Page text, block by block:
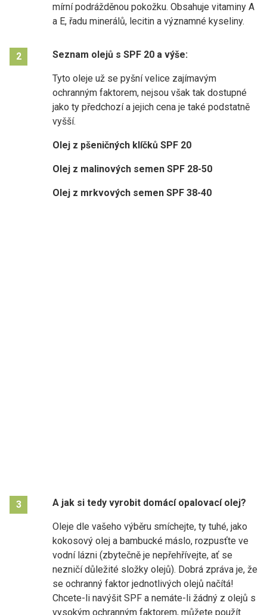
mírní podrážděnou pokožku. Obsahuje vitaminy A
a E, řadu minerálů, lecitin a významné kyseliny.
2 Seznam olejů s SPF 20 a výše:
Tyto oleje už se pyšní velice zajímavým
ochranným faktorem, nejsou však tak dostupné
jako ty předchozí a jejich cena je také podstatně
vyšší.
Olej z pšeničných klíčků SPF 20
Olej z malinových semen SPF 28-50
Olej z mrkvových semen SPF 38-40
3 A jak si tedy vyrobit domácí opalovací olej?
Oleje dle vašeho výběru smíchejte, ty tuhé, jako
kokosový olej a bambucké máslo, rozpusťte ve
vodní lázni (zbytečně je nepřehřívejte, ať se
nezničí důležité složky olejů). Dobrá zpráva je, že
se ochranný faktor jednotlivých olejů načítá!
Chcete-li navýšit SPF a nemáte-li žádný z olejů s
vysokým ochranným faktorem, můžete použít